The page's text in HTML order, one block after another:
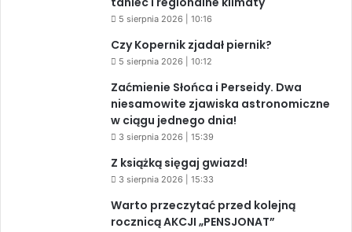
5 sierpnia 2026 | 10:16
Czy Kopernik zjadał piernik?
5 sierpnia 2026 | 10:12
Zaćmienie Słońca i Perseidy. Dwa
niesamowite zjawiska astronomiczne
w ciągu jednego dnia!
3 sierpnia 2026 | 15:39
Z książką sięgaj gwiazd!
3 sierpnia 2026 | 15:33
Warto przeczytać przed kolejną
rocznicą AKCJI „PENSJONAT”